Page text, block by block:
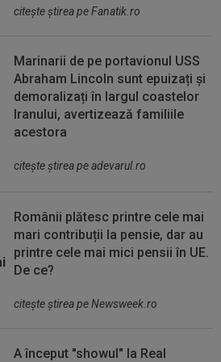
citeşte ştirea pe Fanatik.ro
Marinarii de pe portavionul USS
Abraham Lincoln sunt epuizați și
demoralizați în largul coastelor
Iranului, avertizează familiile
acestora
citeşte ştirea pe adevarul.ro
Românii plătesc printre cele mai
mari contribuții la pensie, dar au
printre cele mai mici pensii în UE.
De ce?
citeşte ştirea pe Newsweek.ro
A început "showul" la Real